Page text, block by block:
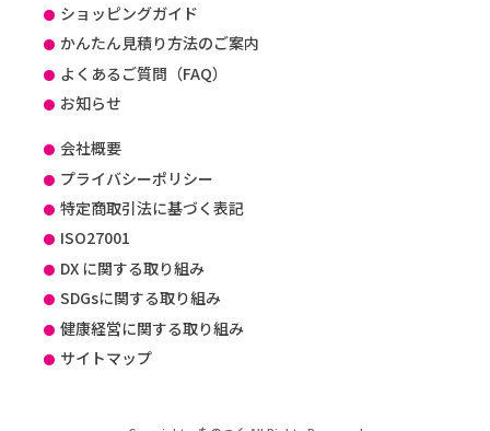
ショッピングガイド
かんたん見積り方法のご案内
よくあるご質問（FAQ）
お知らせ
会社概要
プライバシーポリシー
特定商取引法に基づく表記
ISO27001
DX に関する取り組み
SDGsに関する取り組み
健康経営に関する取り組み
サイトマップ